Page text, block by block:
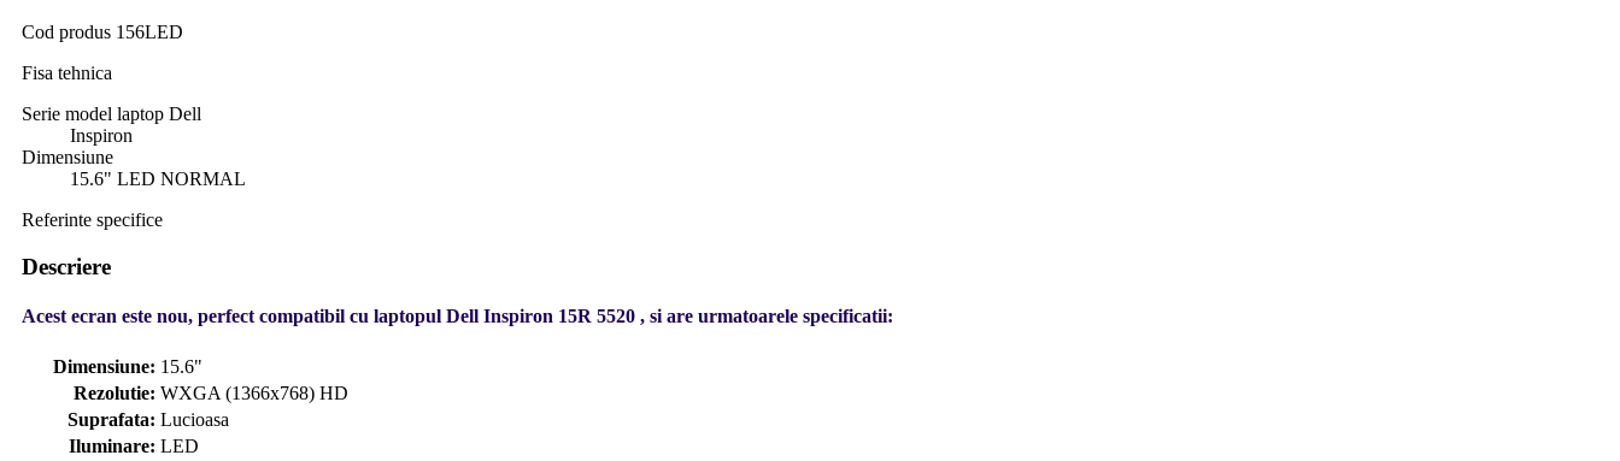
Cod produs 156LED
Fisa tehnica
Serie model laptop Dell
Inspiron
Dimensiune
15.6" LED NORMAL
Referinte specifice
Descriere
Acest ecran este nou, perfect compatibil cu laptopul Dell Inspiron 15R 5520 , si are urmatoarele specificatii:
Dimensiune: 15.6"
Rezolutie: WXGA (1366x768) HD
Suprafata: Lucioasa
Iluminare: LED